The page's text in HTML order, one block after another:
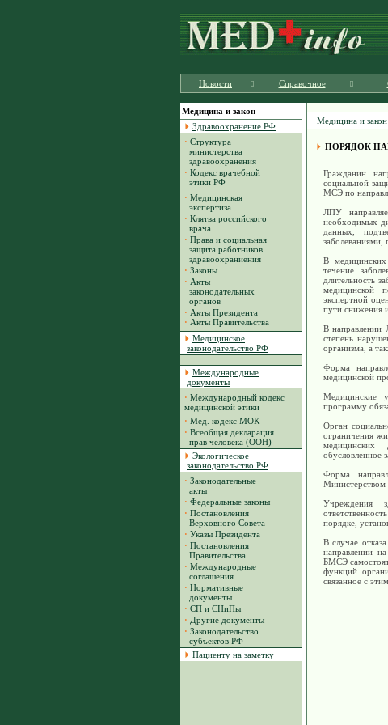
Новости Справочное
Медицина и закон
Здравоохранение РФ
· Структура
министерства
здравоохранения
· Кодекс врачебной
этики РФ
· Медицинская
экспертиза
· Клятва российского
врача
· Права и социальная
защита работников
здравоохраниения
· Законы
· Акты
законодательных
органов
· Акты Президента
· Акты Правительства
Медицинское
законодательство РФ
Международные
документы
· Международный кодекс
медицинской этики
· Мед. кодекс МОК
· Всеобщая декларация
прав человека (ООН)
Экологическое
законодательство РФ
· Законодательные
акты
· Федеральные законы
· Постановления
Верховного Совета
· Указы Президента
· Постановления
Правительства
· Международные
соглашения
· Нормативные
документы
· СП и СНиПы
· Другие документы
· Законодательство
субъектов РФ
Пациенту на заметку
Медицина и закон
ПОРЯДОК
Гражданин
социальной
МСЭ по
ЛПУ
необходимых
данных,
заболеваниями,
В
течение
длительность
медицинской
экспертной
пути снижения
В направлении
степень
организма, а
Форма
медицинской
Медицинские
программу
Орган
ограничения
медицинских
обусловленное
Форма
Министерством
Учреждения
порядке,
В случае
направлении
БМСЭ
функций
связанное с